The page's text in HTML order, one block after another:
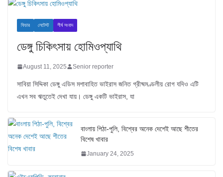
ফিচার লেটেস্ট শীর্ষ সংবাদ
ডেঙ্গু চিকিৎসায় হোমিওপ্যাথি
August 11, 2025 Senior reporter
সাবিয়া সিদ্দিকা ডেঙ্গু এডিস মশাবাহিত ভাইরাস জনিত গ্রীষ্মমণ্ডলীয় রোগ যদিও এটি
এখন সব ঋতুতেই দেখা যায়। ডেঙ্গু একটি ভাইরাস, যা
বাংলায় পিঠা-পুলি, বিশ্বের অনেক দেশেই আছে শীতের
বিশেষ খাবার
January 24, 2025